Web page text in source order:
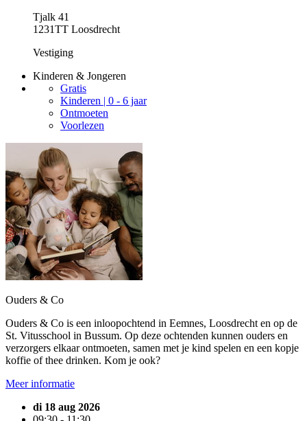
Tjalk 41
1231TT Loosdrecht
Vestiging
Kinderen & Jongeren
Gratis
Kinderen | 0 - 6 jaar
Ontmoeten
Voorlezen
Ouders & Co
Ouders & Co is een inloopochtend in Eemnes, Loosdrecht en op de
St. Vitusschool in Bussum. Op deze ochtenden kunnen ouders en
verzorgers elkaar ontmoeten, samen met je kind spelen en een kopje
koffie of thee drinken. Kom je ook?
Meer informatie
di 18 aug 2026